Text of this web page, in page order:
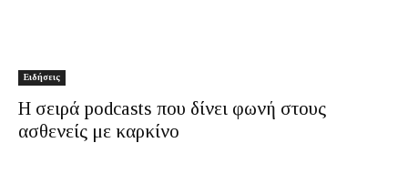
Ειδήσεις
Η σειρά podcasts που δίνει φωνή στους
ασθενείς με καρκίνο